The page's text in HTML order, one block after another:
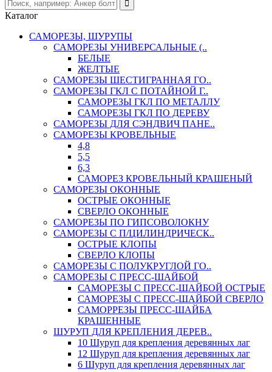
Каталог
САМОРЕЗЫ, ШУРУПЫ
САМОРЕЗЫ УНИВЕРСАЛЬНЫЕ (..
БЕЛЫЕ
ЖЕЛТЫЕ
САМОРЕЗЫ ШЕСТИГРАННАЯ ГО..
САМОРЕЗЫ ГКЛ С ПОТАЙНОЙ Г..
САМОРЕЗЫ ГКЛ ПО МЕТАЛЛУ
САМОРЕЗЫ ГКЛ ПО ДЕРЕВУ
САМОРЕЗЫ ДЛЯ СЭНДВИЧ ПАНЕ..
САМОРЕЗЫ КРОВЕЛЬНЫЕ
4,8
5,5
6,3
САМОРЕЗ КРОВЕЛЬНЫЙ КРАШЕНЫЙ
САМОРЕЗЫ ОКОННЫЕ
ОСТРЫЕ ОКОННЫЕ
СВЕРЛО ОКОННЫЕ
САМОРЕЗЫ ПО ГИПСОВОЛОКНУ
САМОРЕЗЫ С П/ЦИЛИНДРИЧЕСК..
ОСТРЫЕ КЛОПЫ
СВЕРЛО КЛОПЫ
САМОРЕЗЫ С ПОЛУКРУГЛОЙ ГО..
САМОРЕЗЫ С ПРЕСС-ШАЙБОЙ
САМОРЕЗЫ С ПРЕСС-ШАЙБОЙ ОСТРЫЕ
САМОРЕЗЫ С ПРЕСС-ШАЙБОЙ СВЕРЛО
САМОРРЕЗЫ ПРЕСС-ШАЙБА
КРАШЕННЫЕ
ШУРУП ДЛЯ КРЕПЛЕНИЯ ДЕРЕВ..
10 Шуруп для крепления деревянных лаг
12 Шуруп для крепления деревянных лаг
6 Шуруп для крепления деревянных лаг